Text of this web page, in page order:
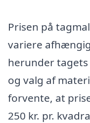
Prisen på
variere
herunder
og valg af
forvente, at
250 kr. pr.